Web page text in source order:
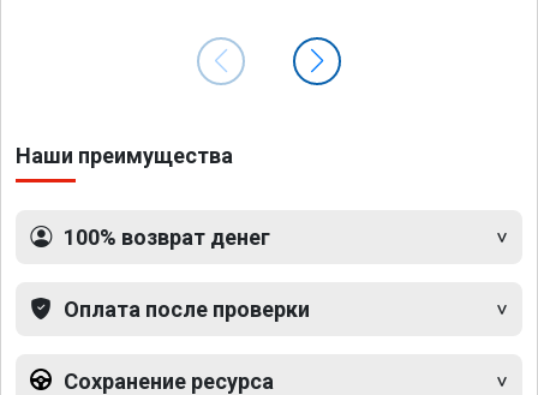
Наши преимущества
100% возврат денег
Оплата после проверки
Сохранение ресурса